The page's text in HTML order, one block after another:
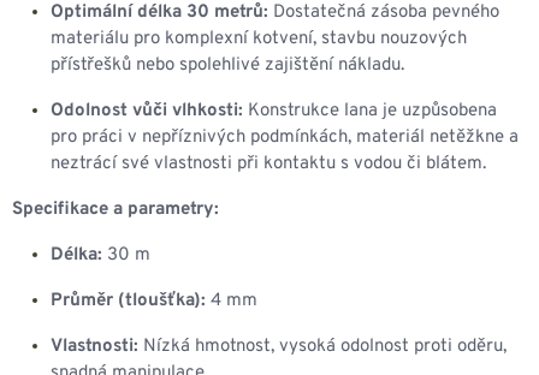
Optimální délka 30 metrů: Dostatečná zásoba pevného
materiálu pro komplexní kotvení, stavbu nouzových
přístřešků nebo spolehlivé zajištění nákladu.
Odolnost vůči vlhkosti: Konstrukce lana je uzpůsobena
pro práci v nepříznivých podmínkách, materiál netěžkne a
neztrácí své vlastnosti při kontaktu s vodou či blátem.
Specifikace a parametry:
Délka: 30 m
Průměr (tloušťka): 4 mm
Vlastnosti: Nízká hmotnost, vysoká odolnost proti oděru,